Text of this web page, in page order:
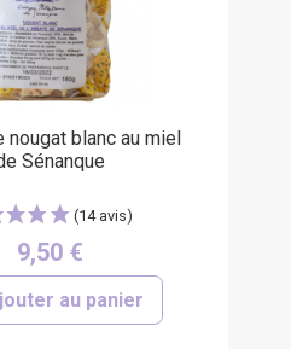
nougat blanc au miel
Sénanque
9,50 €
au panier